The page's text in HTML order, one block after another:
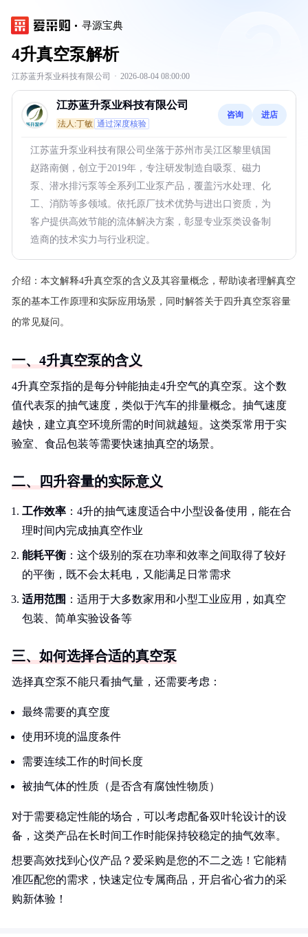
寻源宝典
4升真空泵解析
江苏蓝升泵业科技有限公司 · 2026-08-04 08:00:00
江苏蓝升泵业科技有限公司
法人:丁敏 通过深度核验
咨询 进店
江苏蓝升泵业科技有限公司坐落于苏州市吴江区黎里镇国
赵路南侧，创立于2019年，专注研发制造自吸泵、磁力
泵、潜水排污泵等全系列工业泵产品，覆盖污水处理、化
工、消防等多领域。依托原厂技术优势与进出口资质，为
客户提供高效节能的流体解决方案，彰显专业泵类设备制
造商的技术实力与行业积淀。
介绍： 本文解释4升真空泵的含义及其容量概念，帮助读者理解真空
泵的基本工作原理和实际应用场景，同时解答关于四升真空泵容量
的常见疑问。
一、4升真空泵的含义
4升真空泵指的是每分钟能抽走4升空气的真空泵。这个数
值代表泵的抽气速度，类似于汽车的排量概念。抽气速度
越快，建立真空环境所需的时间就越短。这类泵常用于实
验室、食品包装等需要快速抽真空的场景。
二、四升容量的实际意义
工作效率 ：4升的抽气速度适合中小型设备使用，能在合
理时间内完成抽真空作业
能耗平衡 ：这个级别的泵在功率和效率之间取得了较好
的平衡，既不会太耗电，又能满足日常需求
适用范围 ：适用于大多数家用和小型工业应用，如真空
包装、简单实验设备等
三、如何选择合适的真空泵
选择真空泵不能只看抽气量，还需要考虑：
最终需要的真空度
使用环境的温度条件
需要连续工作的时间长度
被抽气体的性质（是否含有腐蚀性物质）
对于需要稳定性能的场合，可以考虑配备双叶轮设计的设
备，这类产品在长时间工作时能保持较稳定的抽气效率。
想要高效找到心仪产品？爱采购是您的不二之选！它能精
准匹配您的需求，快速定位专属商品，开启省心省力的采
购新体验！